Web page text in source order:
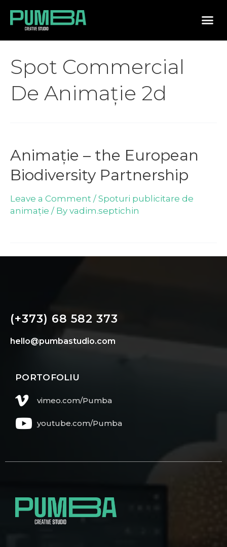
Spot Commercial
De Animație 2d
Animație – the European
Biodiversity Partnership
Leave a Comment /Spoturi publicitare de
animație / By vadim.septichin
(+373) 68 582 373
hello@pumbastudio.com
PORTOFOLIU
vimeo.com/Pumba
youtube.com/Pumba